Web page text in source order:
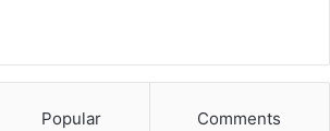
Popular Comments